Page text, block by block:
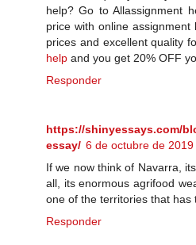
help? Go to Allassignment
price with online
prices and excellent quality
help and you get 20% OFF
Responder
https://shinyessays.com/
essay/ 6 de octubre de
If we now think of Navarra,
all, its enormous agrifood
one of the territories that has
Responder